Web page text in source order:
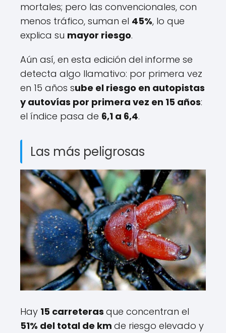
mortales; pero las convencionales, con
menos tráfico, suman el 45%, lo que
explica su mayor riesgo.
Aún así, en esta edición del informe se
detecta algo llamativo: por primera vez
en 15 años sube el riesgo en autopistas
y autovías por primera vez en 15 años:
el índice pasa de 6,1 a 6,4.
Las más peligrosas
Hay 15 carreteras que concentran el
51% del total de km de riesgo elevado y